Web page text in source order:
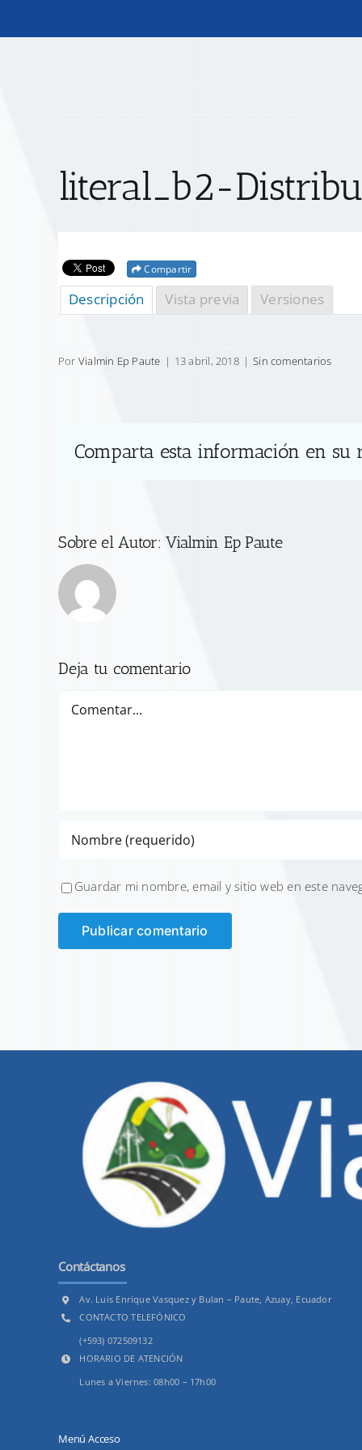
literal_b2-
Compartir
Descripción Vista previa Versiones
Por Vialmin Ep Paute | 13 abril, 2018 | Sin comentarios
Comparta esta información en su
Sobre el Autor:Vialmin Ep Paute
Deja tu comentario
Guardar mi nombre, email y sitio web en este
Contáctanos
Av. Luis Enrique Vasquez y Bulan – Paute, Azuay, Ecuador
CONTACTO TELEFÓNICO
(+593) 072509132
HORARIO DE ATENCIÓN
Lunes a Viernes: 08h00 – 17h00
Menú Acceso